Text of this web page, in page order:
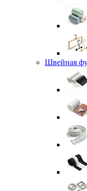
Швейная